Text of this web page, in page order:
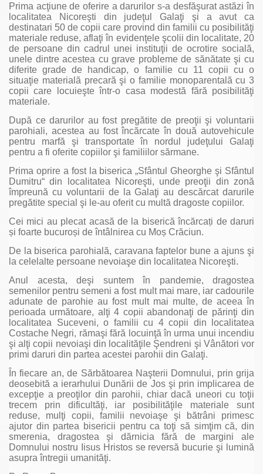
Prima acţiune de oferire a darurilor s-a desfăşurat astăzi în
localitatea Nicoreşti din judeţul Galaţi şi a avut ca
destinatari 50 de copii care provind din familii cu posibilităţi
materiale reduse, aflaţi în evidenţele şcolii din localitate, 20
de persoane din cadrul unei instituţii de ocrotire socială,
unele dintre acestea cu grave probleme de sănătate şi cu
diferite grade de handicap, o familie cu 11 copii cu o
situaţie materială precară şi o familie monoparentală cu 3
copii care locuieşte într-o casa modestă fără posibilităţi
materiale.
După ce darurilor au fost pregătite de preoţii şi voluntarii
parohiali, acestea au fost încărcate în două autovehicule
pentru marfă şi transportate în nordul judeţului Galaţi
pentru a fi oferite copiilor şi familiilor sărmane.
Prima oprire a fost la biserica „Sfântul Gheorghe şi Sfântul
Dumitru“ din localitatea Nicoreşti, unde preoţii din zonă
împreună cu voluntarii de la Galaţi au descărcat darurile
pregătite special şi le-au oferit cu multă dragoste copiilor.
Cei mici au plecat acasă de la biserică încărcați de daruri
și foarte bucuroși de întâlnirea cu Moș Crăciun.
De la biserica parohială, caravana faptelor bune a ajuns şi
la celelalte persoane nevoiaşe din localitatea Nicoreşti.
Anul acesta, deşi suntem în pandemie, dragostea
semenilor pentru semeni a fost mult mai mare, iar cadourile
adunate de parohie au fost mult mai multe, de aceea în
perioada următoare, alţi 4 copii abandonaţi de părinţi din
localitatea Suceveni, o familii cu 4 copii din localitatea
Costache Negri, rămaşi fără locuinţă în urma unui incendiu
şi alţi copii nevoiaşi din localităţile Şendreni şi Vânători vor
primi daruri din partea acestei parohii din Galaţi.
În fiecare an, de Sărbătoarea Naşterii Domnului, prin grija
deosebită a ierarhului Dunării de Jos şi prin implicarea de
excepţie a preoţilor din parohii, chiar dacă uneori cu toţii
trecem prin dificultăţi, iar posibilităţile materiale sunt
reduse, mulţi copii, familii nevoiaşe şi bătrâni primesc
ajutor din partea bisericii pentru ca toţi să simţim că, din
smerenia, dragostea şi dărnicia fără de margini ale
Domnului nostru Iisus Hristos se reversă bucurie şi lumină
asupra întregii umanităţi.